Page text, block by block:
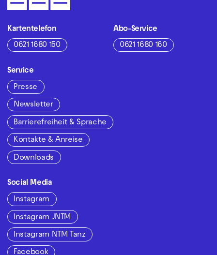
Kartentelefon
0621 1680 150
Abo-Service
0621 1680 160
Service
Presse
Newsletter
Barrierefreiheit & Sprache
Kontakte & Anreise
Downloads
Social Media
Instagram
Instagram JNTM
Instagram NTM Tanz
Facebook